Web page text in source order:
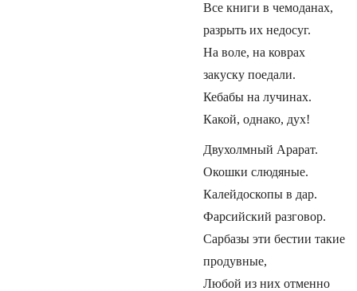
Все книги в чемоданах,
разрыть их недосуг.
На воле, на коврах
закуску поедали.
Кебабы на лучинах.
Какой, однако, дух!
Двухолмный Арарат.
Окошки слюдяные.
Калейдоскопы в дар.
Фарсийский разговор.
Сарбазы эти бестии такие
продувные,
Любой из них отменно